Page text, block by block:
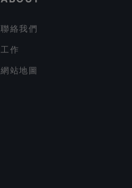
聯絡我們
工作
網站地圖